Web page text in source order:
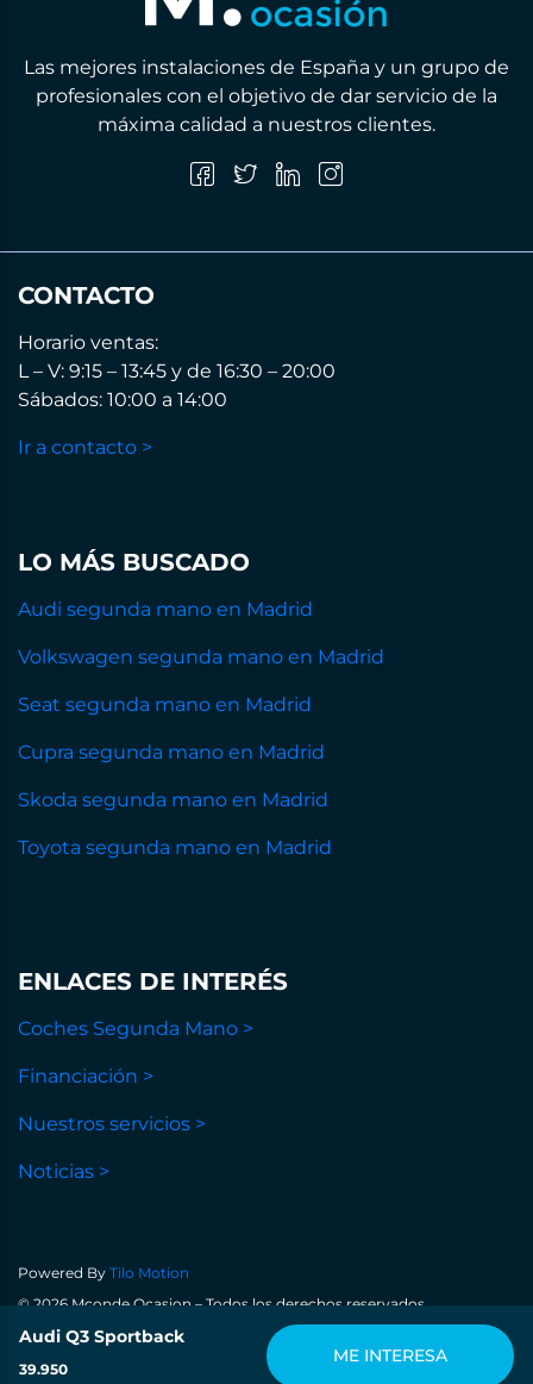
Audi Q3 Sportback
39.950
ME INTERESA
Las mejores instalaciones de España y un grupo de
profesionales con el objetivo de dar servicio de la
máxima calidad a nuestros clientes.
CONTACTO
Horario ventas:
L – V: 9:15 – 13:45 y de 16:30 – 20:00
Sábados: 10:00 a 14:00
Ir a contacto >
LO MÁS BUSCADO
Audi segunda mano en Madrid
Volkswagen segunda mano en Madrid
Seat segunda mano en Madrid
Cupra segunda mano en Madrid
Skoda segunda mano en Madrid
Toyota segunda mano en Madrid
ENLACES DE INTERÉS
Coches Segunda Mano >
Financiación >
Nuestros servicios >
Noticias >
Powered By Tilo Motion
© 2026 Mconde Ocasion – Todos los derechos reservados
Política de privacidad Aviso legal